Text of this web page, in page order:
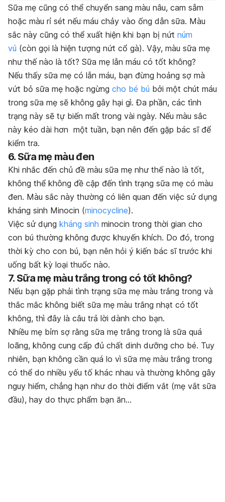
Sữa mẹ cũng có thể chuyển sang màu nâu, cam sẫm
hoặc màu rỉ sét nếu máu chảy vào ống dẫn sữa. Màu
sắc này cũng có thể xuất hiện khi bạn bị nứt núm
vú (còn gọi là hiện tượng nứt cổ gà). Vậy, màu sữa mẹ
như thế nào là tốt? Sữa mẹ lẫn máu có tốt không?
Nếu thấy sữa mẹ có lẫn máu, bạn đừng hoảng sợ mà
vứt bỏ sữa mẹ hoặc ngừng cho bé bú bởi một chút máu
trong sữa mẹ sẽ không gây hại gì. Đa phần, các tình
trạng này sẽ tự biến mất trong vài ngày. Nếu màu sắc
này kéo dài hơn một tuần, bạn nên đến gặp bác sĩ để
kiểm tra.
6. Sữa mẹ màu đen
Khi nhắc đến chủ đề màu sữa mẹ như thế nào là tốt,
không thể không đề cập đến tình trạng sữa mẹ có màu
đen. Màu sắc này thường có liên quan đến việc sử dụng
kháng sinh Minocin (minocycline).
Việc sử dụng kháng sinh minocin trong thời gian cho
con bú thường không được khuyến khích. Do đó, trong
thời kỳ cho con bú, bạn nên hỏi ý kiến bác sĩ trước khi
uống bất kỳ loại thuốc nào.
7. Sữa mẹ màu trắng trong có tốt không?
Nếu bạn gặp phải tình trạng sữa mẹ màu trắng trong và
thắc mắc không biết sữa mẹ màu trắng nhạt có tốt
không, thì đây là câu trả lời dành cho bạn.
Nhiều mẹ bỉm sợ rằng sữa mẹ trắng trong là sữa quá
loãng, không cung cấp đủ chất dinh dưỡng cho bé. Tuy
nhiên, bạn không cần quá lo vì sữa mẹ màu trắng trong
có thể do nhiều yếu tố khác nhau và thường không gây
nguy hiểm, chẳng hạn như do thời điểm vắt (mẹ vắt sữa
đầu), hay do thực phẩm bạn ăn…